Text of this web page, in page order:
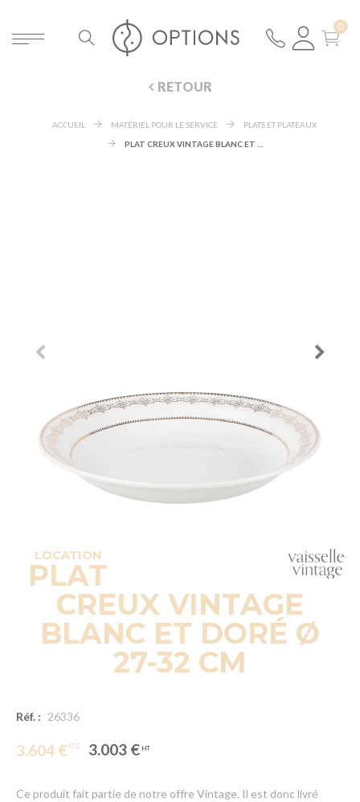
RETOUR
ACCUEIL MATÉRIEL POUR LE SERVICE
PLATS ET PLATEAUX
LOCATION
PLAT
CREUX VINTAGE
BLANC ET DORÉ Ø
27-32 CM
Réf. : 26336
3.604 € 3.003 €
Ce produit fait partie de notre offre Vintage. Il est donc livré